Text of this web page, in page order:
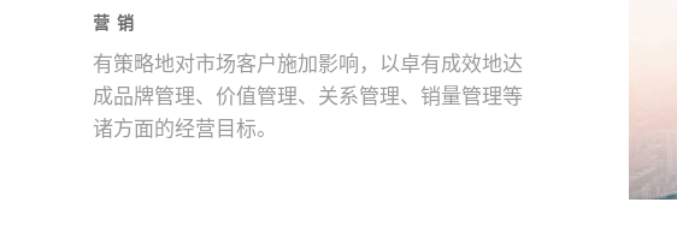
营 销
有策略地对市场客户施加影响，以卓有成效地达
成品牌管理、价值管理、关系管理、销量管理等
诸方面的经营目标。